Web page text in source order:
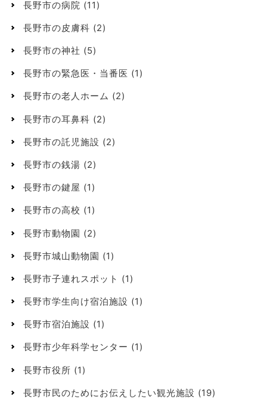
長野市の病院 (11)
長野市の皮膚科 (2)
長野市の神社 (5)
長野市の緊急医・当番医 (1)
長野市の老人ホーム (2)
長野市の耳鼻科 (2)
長野市の託児施設 (2)
長野市の銭湯 (2)
長野市の鍵屋 (1)
長野市の高校 (1)
長野市動物園 (2)
長野市城山動物園 (1)
長野市子連れスポット (1)
長野市学生向け宿泊施設 (1)
長野市宿泊施設 (1)
長野市少年科学センター (1)
長野市役所 (1)
長野市民のためにお伝えしたい観光施設 (19)